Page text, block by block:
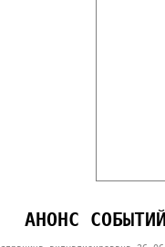
АНОНС СОБЫТИЙ